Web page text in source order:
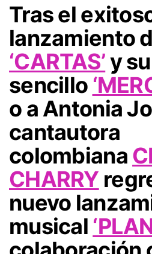
Tras el
lanzamiento
‘CARTAS’y su
sencillo
o a Antonia
cantautora
colombiana
CHARRY
nuevo
musical